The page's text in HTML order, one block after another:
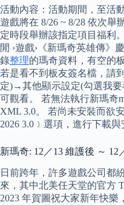
活動內容：活動期間，至活
遊戲將在 8/26 ~ 8/28 依次舉
定時段舉辦該指定項目福利
閒 ›遊戲›《新瑪奇英雄傳》
錄整理的瑪奇資料，有空的
若是看不到板友簽名檔，請
定)→其他顯示設定(勾選我
可觀看。 若無法執行新瑪奇
XML 3.0。 若尚未安裝而欲
2026 3.0﹞選項，進行下載與
新瑪奇: 12／13 維護後 ～ 12
日前跨年，許多遊戲公司都
來，其中北美任天堂的官方
2023 年賀圖祝大家新年快樂